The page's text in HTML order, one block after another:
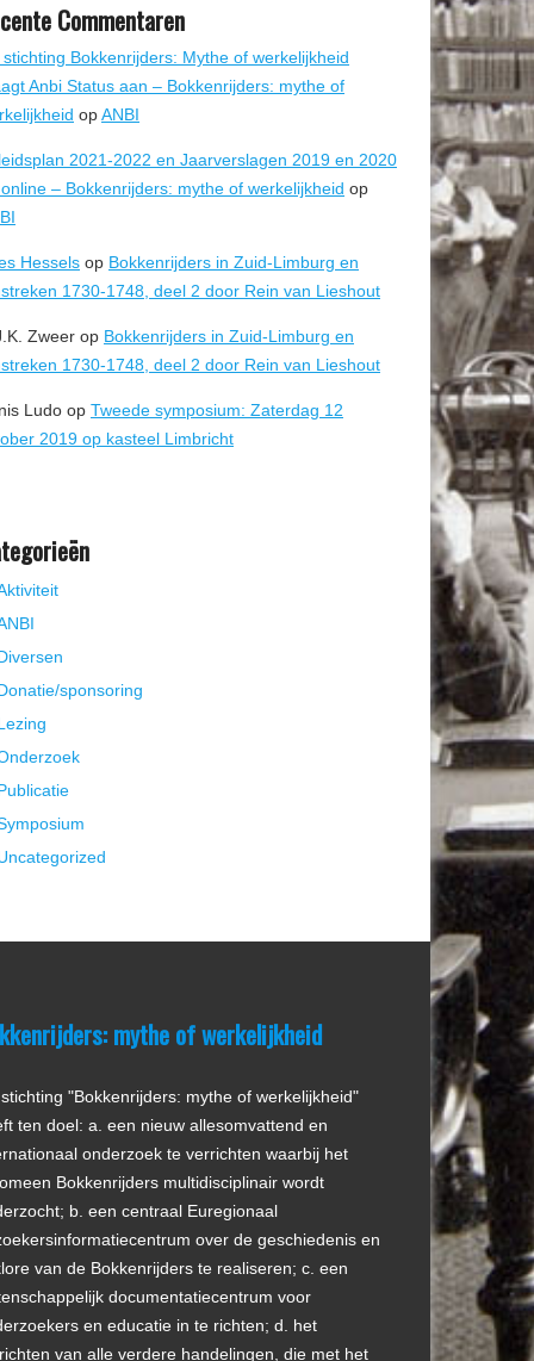
Commentaren
stichting Bokkenrijders: Mythe of werkelijkheid
Anbi Status aan – Bokkenrijders: mythe of
opANBI
2021-2022 en Jaarverslagen 2019 en 2020
– Bokkenrijders: mythe of werkelijkheid op
Hessels op Bokkenrijders in Zuid-Limburg en
1730-1748, deel 2 door Rein van Lieshout
Zweer op Bokkenrijders in Zuid-Limburg en
1730-1748, deel 2 door Rein van Lieshout
Ludo op Tweede symposium: Zaterdag 12
2019 op kasteel Limbricht
sponsoring
mythe of werkelijkheid
"Bokkenrijders: mythe of werkelijkheid"
ten doel: a. een nieuw allesomvattend en
onderzoek te verrichten waarbij het
Bokkenrijders multidisciplinair wordt
b. een centraal Euregionaal
over de geschiedenis en
van de Bokkenrijders te realiseren; c. een
documentatiecentrum voor
en educatie in te richten; d. het
van alle verdere handelingen, die met het